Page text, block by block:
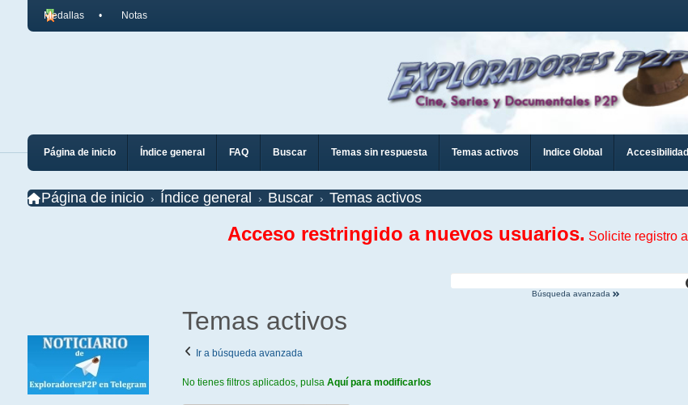
Medallas Notas
Página de inicio Índice general FAQ Buscar Temas sin respuesta Temas activos Indice Global Accesibilidad
Página de inicio Índice general Buscar Temas activos
Acceso restringido a nuevos usuarios. Solicite registro a
Búsqueda avanzada
Temas activos
Ir a búsqueda avanzada
No tienes filtros aplicados, pulsa Aquí para modificarlos